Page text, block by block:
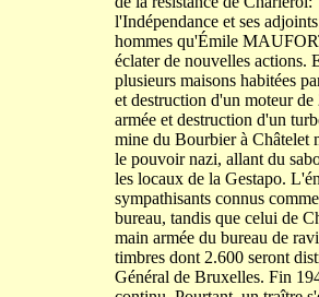
l'Indépendance et ses
hommes qu'Émile
éclater de nouvelles actions.
plusieurs maisons habitées
et destruction d'un moteur
armée et destruction d'un
mine du Bourbier à Châtelet
le pouvoir nazi, allant du
les locaux de la Gestapo.
sympathisants connus
bureau, tandis que celui de
main armée du bureau de
timbres dont 2.600 seront
Général de Bruxelles. Fin